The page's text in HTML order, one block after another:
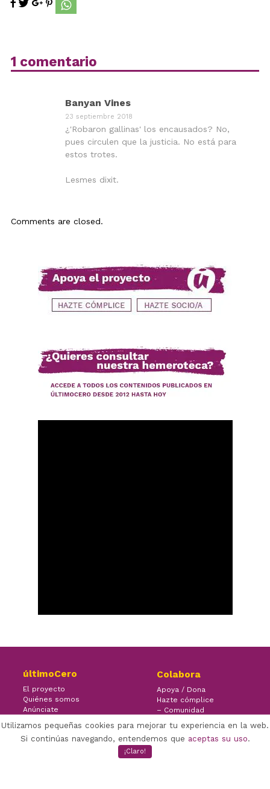
1 comentario
Banyan Vines
23 septiembre 2018
¿'Robaron gallinas' los encausados? No,
pues circulen que la justicia. No está para
estos trotes.
Lesmes dixit.
Comments are closed.
últimoCero
El proyecto
Quiénes somos
Anúnciate
Colabora
Apoya / Dona
Hazte cómplice
– Comunidad
Utilizamos pequeñas cookies para mejorar tu experiencia en la web.
Si continúas navegando, entendemos que aceptas su uso.
¡Claro!